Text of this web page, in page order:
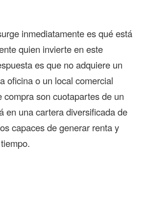
inmediatamente es qué está
quien invierte en este
es que no adquiere un
oficina o un local comercial
compra son cuotapartes de un
en una cartera diversificada de
capaces de generar renta y